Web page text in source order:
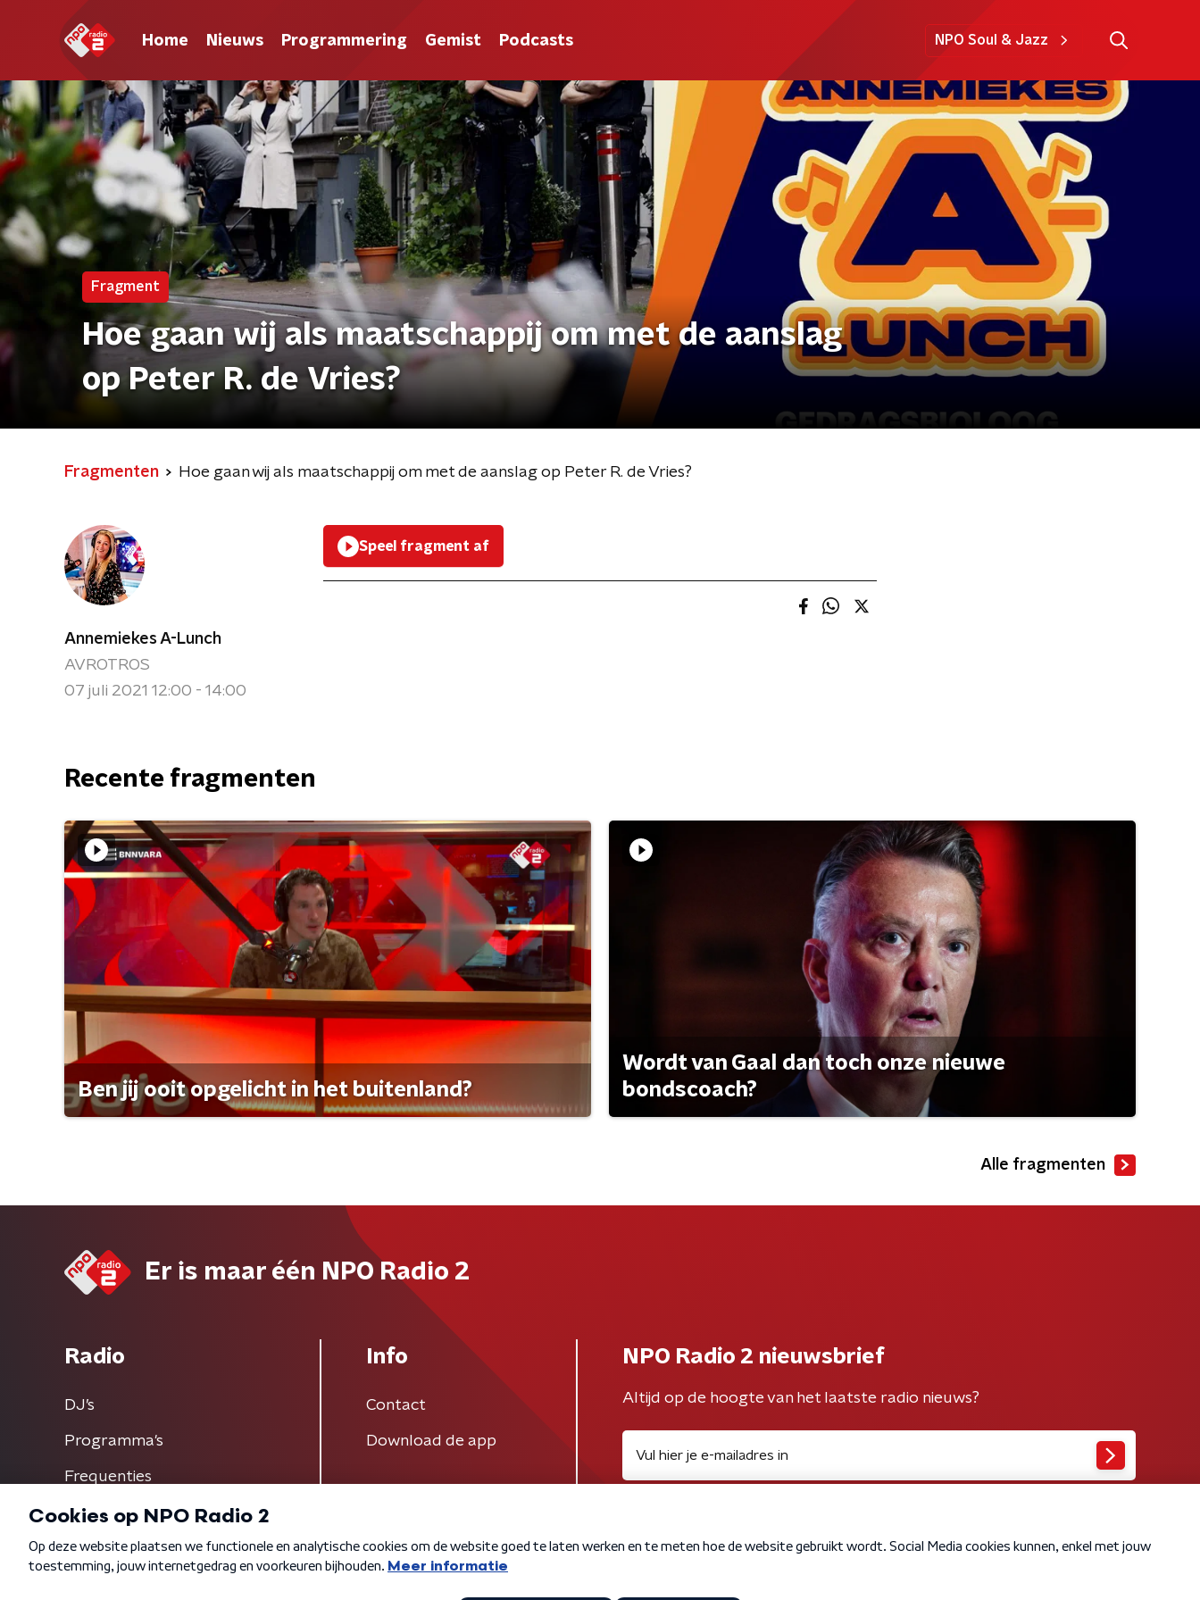
Home Nieuws Programmering Gemist Podcasts NPO Soul & Jazz
Fragment
Hoe gaan wij als maatschappij om met de aanslag
op Peter R. de Vries?
Fragmenten Hoe gaan wij als maatschappij om met de aanslag op Peter R. de Vries?
Annemiekes A-Lunch
AVROTROS
07 juli 2021 12:00 - 14:00
Speel fragment af
Recente fragmenten
Ben jij ooit opgelicht in het buitenland?
Wordt van Gaal dan toch onze nieuwe
bondscoach?
Alle fragmenten
Er is maar één NPO Radio 2
Radio
DJ’s
Programma's
Frequenties
Info
Contact
Download de app
NPO Radio 2 nieuwsbrief
Altijd op de hoogte van het laatste radio nieuws?
Algemene voorwaarden Privacybeleid